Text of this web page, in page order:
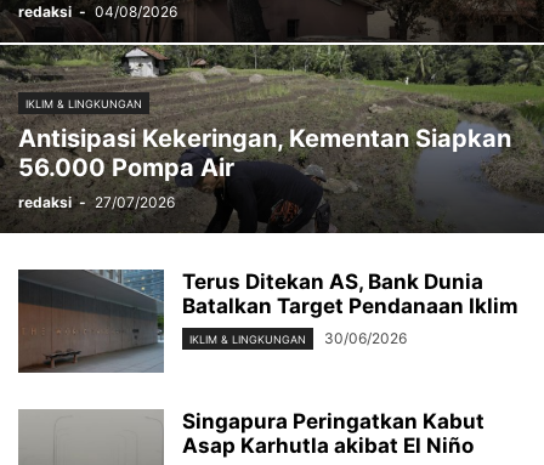
redaksi - 04/08/2026
IKLIM & LINGKUNGAN
Antisipasi Kekeringan, Kementan Siapkan
56.000 Pompa Air
redaksi - 27/07/2026
Terus Ditekan AS, Bank Dunia
Batalkan Target Pendanaan Iklim
IKLIM & LINGKUNGAN 30/06/2026
Singapura Peringatkan Kabut
Asap Karhutla akibat El Niño